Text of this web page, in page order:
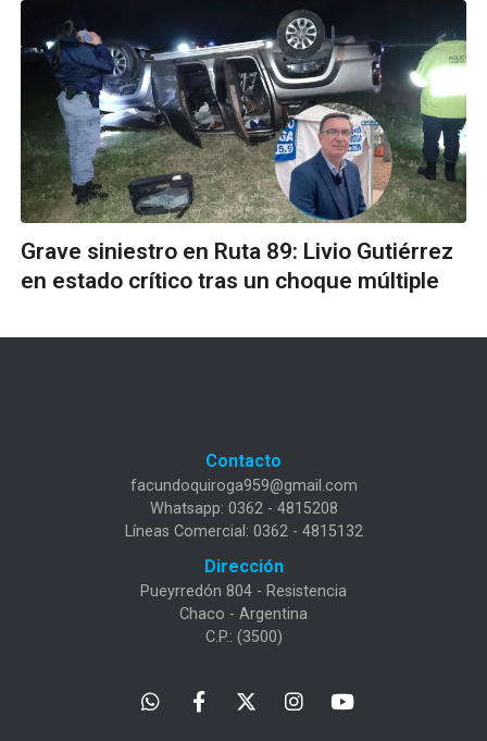
Grave siniestro en Ruta 89: Livio Gutiérrez
en estado crítico tras un choque múltiple
Contacto
facundoquiroga959@gmail.com
Whatsapp: 0362 - 4815208
Líneas Comercial: 0362 - 4815132
Dirección
Pueyrredón 804 - Resistencia
Chaco - Argentina
C.P.: (3500)